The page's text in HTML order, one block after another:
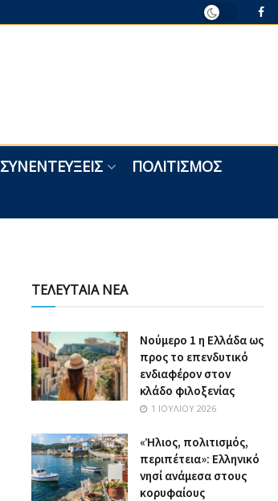
ΣΥΝΕΝΤΕΎΞΕΙΣ
ΠΟΛΙΤΙΣΜΌΣ
ΤΕΛΕΥΤΑΙΑ ΝΕΑ
Nούμερο 1 η Ελλάδα ως
προς το επενδυτικό
ενδιαφέρον στον
κλάδο φιλοξενίας
1 ΙΟΥΛΊΟΥ 2026
«Ήλιος, πολιτισμός,
περιπέτεια»: Ελληνικό
νησί ανάμεσα στους
κορυφαίους